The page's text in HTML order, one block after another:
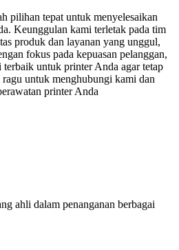
pilihan tepat untuk menyelesaikan
Keunggulan kami terletak pada tim
produk dan layanan yang unggul,
fokus pada kepuasan pelanggan,
untuk printer Anda agar tetap
untuk menghubungi kami dan
printer Anda
ahli dalam penanganan berbagai